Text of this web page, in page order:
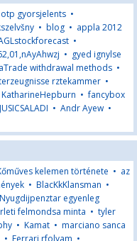
otp gyorsjelents •
• blog • appla 2012
•
• gyed ignylse
withdrawal methods •
rztekammer •
KatharineHepburn •fancybox
• Andr Ayew •
kelemen története • az
• BlacKkKlansman •
Nyugdijpenztar egyenleg
felmondsa minta • tyler
• Kamat • marciano sanca
• Ferrari rfolyam •